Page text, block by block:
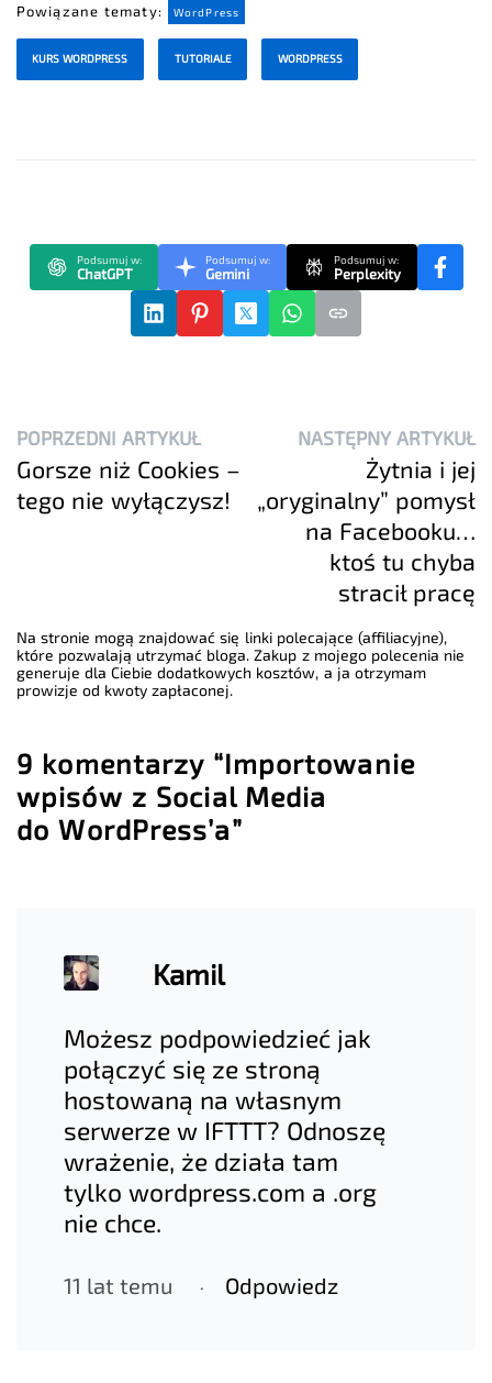
Powiązane tematy: WordPress
KURS WORDPRESS TUTORIALE WORDPRESS
Podsumuj w:
ChatGPT
Podsumuj w:
Gemini
Podsumuj w:
Perplexity
POPRZEDNI ARTYKUŁ
Gorsze niż Cookies –
tego nie wyłączysz!
NASTĘPNY ARTYKUŁ
Żytnia i jej
„oryginalny” pomysł
na Facebooku…
ktoś tu chyba
stracił pracę
Na stronie mogą znajdować się linki polecające (affiliacyjne),
które pozwalają utrzymać bloga. Zakup z mojego polecenia nie
generuje dla Ciebie dodatkowych kosztów, a ja otrzymam
prowizje od kwoty zapłaconej.
9 komentarzy “Importowanie
wpisów z Social Media
do WordPress’a”
Kamil
Możesz podpowiedzieć jak
połączyć się ze stroną
hostowaną na własnym
serwerze w IFTTT? Odnoszę
wrażenie, że działa tam
tylko wordpress.com a .org
nie chce.
11 lat temu Odpowiedz